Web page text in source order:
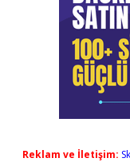
Reklam ve İletişim: